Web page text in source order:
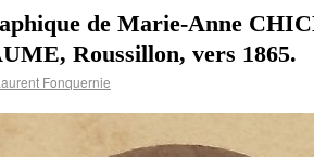
de Marie-Anne
Roussillon, vers 1865.
Fonquernie